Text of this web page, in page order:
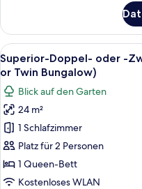
Doppelzimmer,
eigenes
Bad
(Superior
Bungalow)
Alle
Fotos
für
Superior-
Doppel-
oder
-
Zweibettzimmer
(Superior
5
Superior-Doppel- oder -
or Twin Bungalow)
Blick auf den Garten
24 m²
1 Schlafzimmer
Platz für 2 Personen
1 Queen-Bett
Kostenloses WLAN